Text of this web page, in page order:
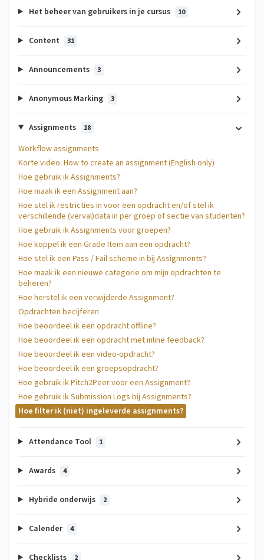
Het beheer van gebruikers in je cursus 10
Content 31
Announcements 3
Anonymous Marking 3
Assignments 18
Workflow assignments
Korte video: How to create an assignment (English only)
Hoe gebruik ik Assignments?
Hoe maak ik een Assignment aan?
Hoe stel ik restricties in voor een opdracht en/of stel ik
verschillende (verval)data in per groep of sectie van studenten?
Hoe gebruik ik Assignments voor groepen?
Hoe koppel ik een Grade Item aan een opdracht?
Hoe stel ik een Pass / Fail scheme in bij Assignments?
Hoe maak ik een nieuwe categorie om mijn opdrachten te
beheren?
Hoe herstel ik een verwijderde Assignment?
Opdrachten becijferen
Hoe beoordeel ik een opdracht offline?
Hoe beoordeel ik een opdracht met inline feedback?
Hoe beoordeel ik een video-opdracht?
Hoe beoordeel ik een groepsopdracht?
Hoe gebruik ik Pitch2Peer voor een Assignment?
Hoe gebruik ik Submission Logs bij Assignments?
Hoe filter ik (niet) ingeleverde assignments?
Attendance Tool 1
Awards 4
Hybride onderwijs 2
Calender 4
Checklists 2